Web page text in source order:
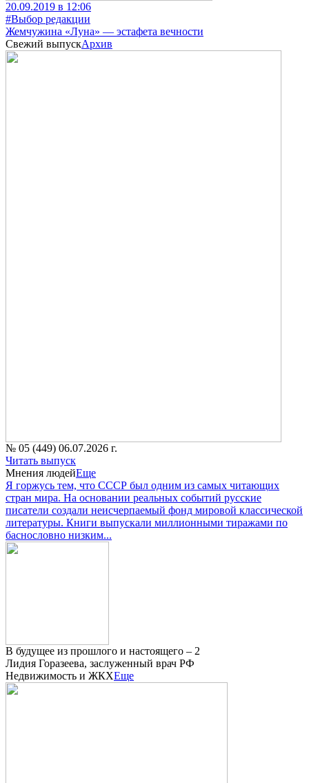
20.09.2019 в 12:06
#Выбор редакции
Жемчужина «Луна» — эстафета вечности
Свежий выпускАрхив
№ 05 (449) 06.07.2026 г.
Читать выпуск
Мнения людейЕще
Я горжусь тем, что СССР был одним из самых читающих
стран мира. На основании реальных событий русские
писатели создали неисчерпаемый фонд мировой классической
литературы. Книги выпускали миллионными тиражами по
баснословно низким...
В будущее из прошлого и настоящего – 2
Лидия Горазеева, заслуженный врач РФ
Недвижимость и ЖКХЕще